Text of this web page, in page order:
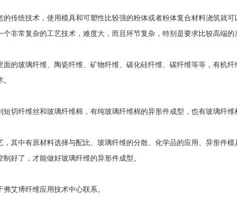
传统技术，使用模具和可塑性比较强的粉体或者粉体复合材料浇筑就
非常复杂的工艺技术，难度大，而且环节复杂，特别是要求比较高端的
的玻璃纤维、陶瓷纤维、矿物纤维、碳化硅纤维、碳纤维等等，有机
切纤维丝和玻璃纤维棉，有纯玻璃纤维棉的异形件成型，也有玻璃纤维
其中有原材料选择与配比、玻璃纤维的分散、化学品的应用、异形件
好了，才能做好玻璃纤维的异形件成型。
艾博纤维应用技术中心联系。